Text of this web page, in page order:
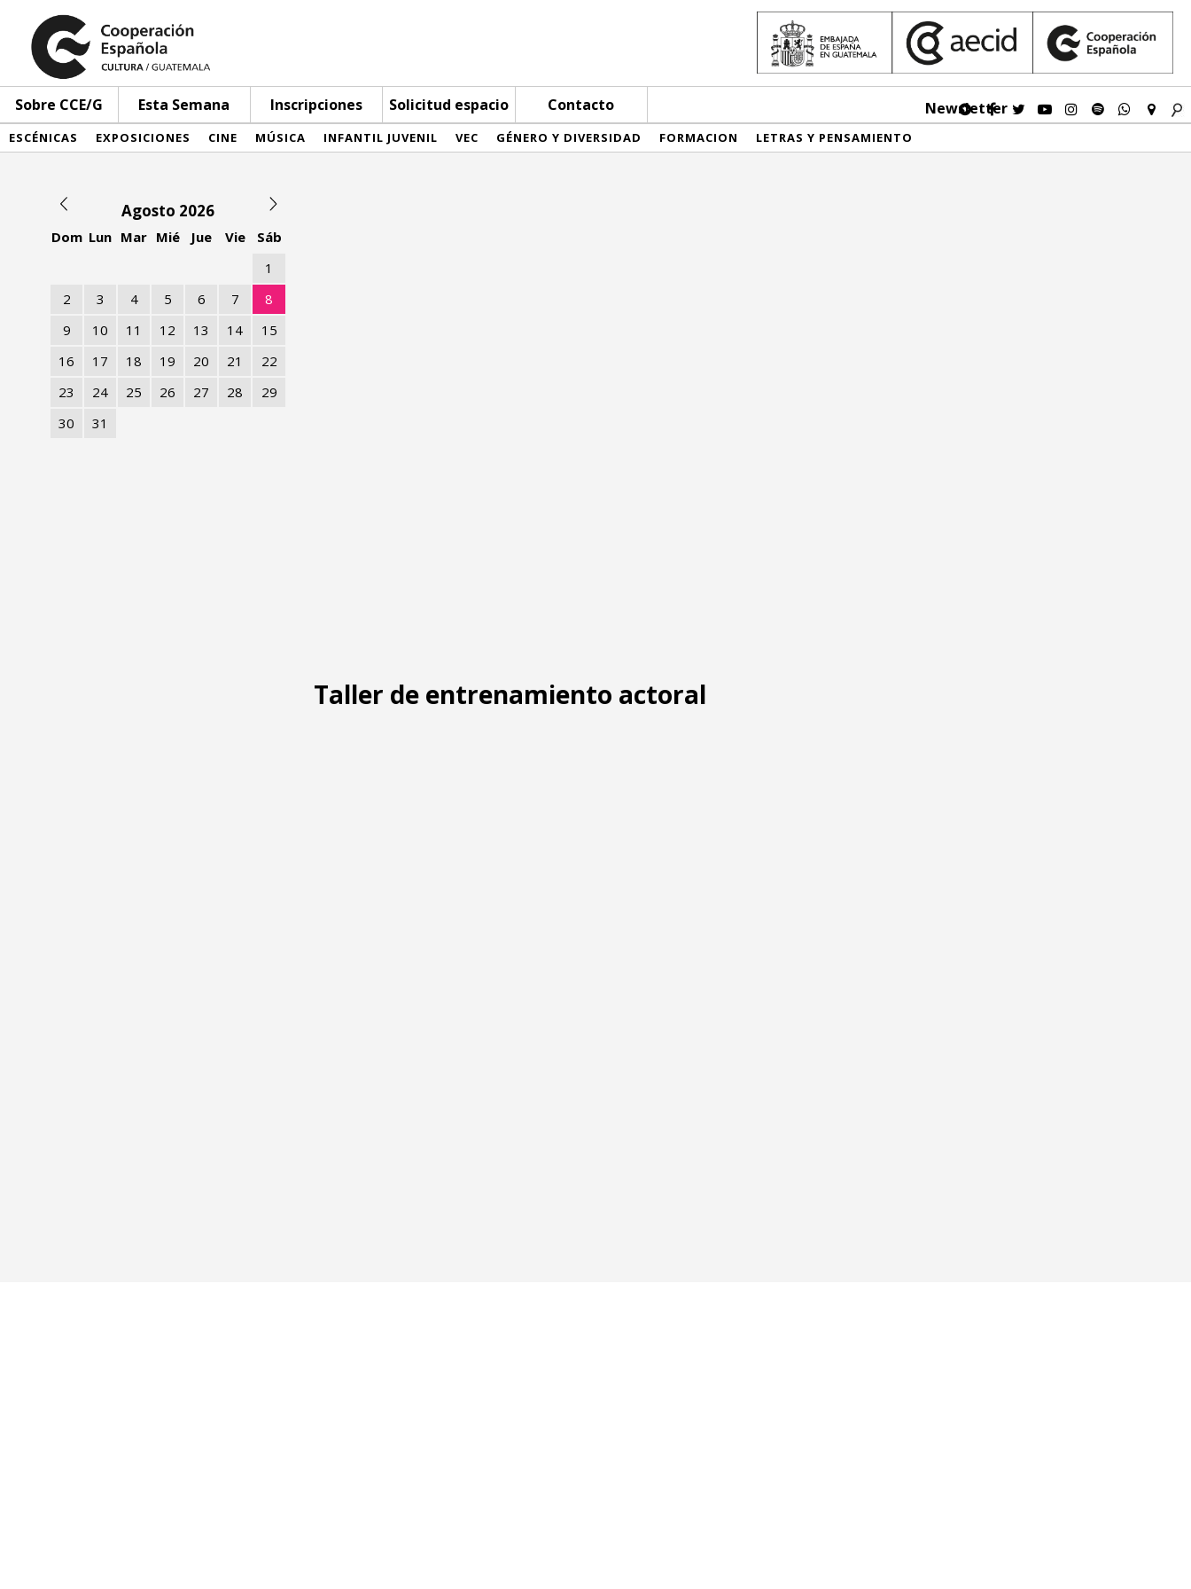
Sobre CCE/G Esta Semana Inscripciones Solicitud espacio Contacto Newsletter
ESCÉNICAS EXPOSICIONES CINE MÚSICA INFANTIL JUVENIL VEC GÉNERO Y DIVERSIDAD FORMACION LETRAS Y PENSAMIENTO
Agosto 2026
Dom Lun Mar Mié Jue Vie
Sáb
1
2
3 4 5 6 7
8
9
10 11 12 13 14
15
16
17 18 19 20 21
22
23
24 25 26 27 28
29
30
31
Taller de entrenamiento actoral